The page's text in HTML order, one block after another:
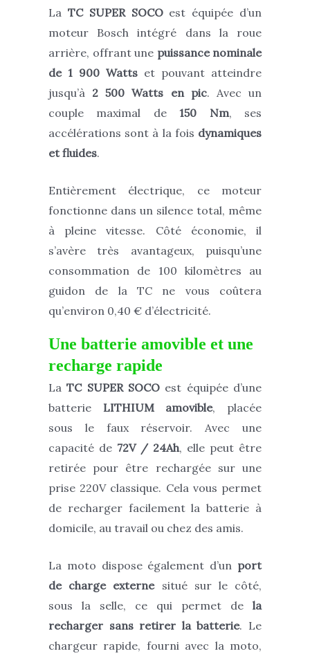
La TC SUPER SOCOest équipée d’un
moteur Bosch intégré dans la roue
arrière, offrant une puissance nominale
de 1 900 Watts et pouvant atteindre
jusqu’à 2 500 Watts en pic. Avec un
couple maximal de 150 Nm, ses
accélérations sont à la fois dynamiques
et fluides.
Entièrement électrique, ce moteur
fonctionne dans un silence total, même
à pleine vitesse. Côté économie, il
s’avère très avantageux, puisqu’une
consommation de 100 kilomètres au
guidon de la TC ne vous coûtera
qu’environ 0,40 € d’électricité.
Une batterie amovible et une
recharge rapide
LaTC SUPER SOCO est équipée d’une
batterie LITHIUM amovible, placée
sous le faux réservoir. Avec une
capacité de 72V / 24Ah, elle peut être
retirée pour être rechargée sur une
prise 220V classique. Cela vous permet
de recharger facilement la batterie à
domicile, au travail ou chez des amis.
La moto dispose également d’un port
de charge externesitué sur le côté,
sous la selle, ce qui permet de la
recharger sans retirer la batterie. Le
chargeur rapide, fourni avec la moto,